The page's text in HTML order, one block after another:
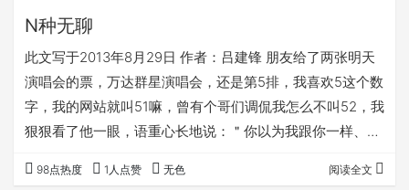
N种无聊
此文写于2013年8月29日 作者：吕建锋 朋友给了两张明天
演唱会的票，万达群星演唱会，还是第5排，我喜欢5这个数
字，我的网站就叫51嘛，曾有个哥们调侃我怎么不叫52，我
狠狠看了他一眼，语重心长地说：＂你以为我跟你一样、2
理呢，我在拿票回来路上红绿灯口想了N种可能。 N1，打一
98点热度 1人点赞 无色 阅读全文